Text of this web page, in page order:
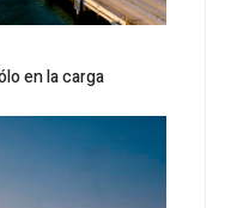
en la carga